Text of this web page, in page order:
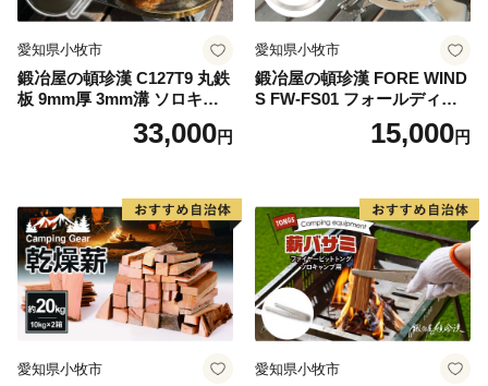
愛知県小牧市
鍛冶屋の頓珍漢 C127T9 丸鉄
板 9mm厚 3mm溝 ソロキャ
ンプ用 専用ハンドル付き ス
ノーピーク アルミパーソナ
33,000円
愛知県小牧市
鍛冶屋の頓珍漢 FORE WIND
S FW-FS01 フォールディン
グ キャンプストーブ専用 五
15,000円
愛知県小牧市 愛知県小牧市